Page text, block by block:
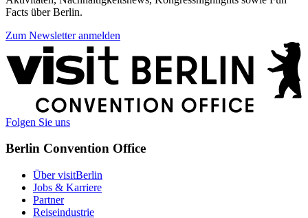
Facts über Berlin.
Zum Newsletter anmelden
Weitere
Informationen
Folgen Sie uns
Berlin Convention Office
Über visitBerlin
Jobs & Karriere
Partner
Reiseindustrie